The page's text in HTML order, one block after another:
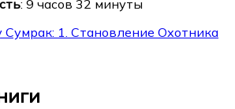
: 9 часов 32 минуты